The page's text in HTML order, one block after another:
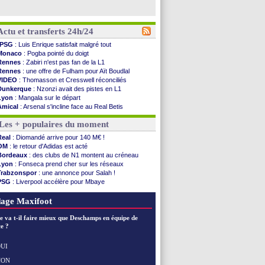
et transferts 24h/24
PSG : Luis Enrique satisfait malgré tout
: Pogba pointé du doigt
: Zabiri n'est pas fan de la L1
: une offre de Fulham pour Aït Boudlal
: Thomasson et Cresswell réconciliés
: Nzonzi avait des pistes en L1
: Mangala sur le départ
: Arsenal s'incline face au Real Betis
: lourde défaite pour le PSG
City: Maresca flou pour Reijnders
: Fenerbahçe prend une belle option
Diriyah: Mbemba arrive libre (officiel)
: le plan d'Alvarez à son retour
: premier succès pour Brest
: le joli but de Greenwood avec le Fener !
2030: une promesse d'Infantino au Maroc ...
: la compo pour le premier match amical
: une nouvelle offre pour Vinicius
: Cabral a prolongé (officiel)
+ populaires du moment
: Diomandé arrive pour 140 M€ !
: le retour d'Adidas est acté
: des clubs de N1 montent au créneau
: Fonseca prend cher sur les réseaux
: une annonce pour Salah !
: Liverpool accélère pour Mbaye
: 3 joueurs écartés du groupe pro
Maxifoot
va t-il faire mieux que Deschamps en équipe de
?